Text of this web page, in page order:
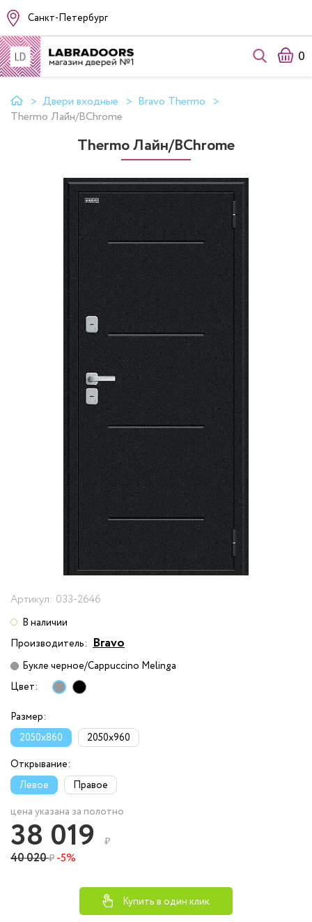
Санкт-Петербург
0
Двери входные
Bravo Thermo
Thermo Лайн/BChrome
Thermo Лайн/BChrome
Артикул: 033-2646
В наличии
Производитель: Bravo
Букле черное/Cappuccino Melinga
Цвет:
Размер:
2050x860
2050x960
Открывание:
Левое
Правое
цена указана за полотно
38 019 ₽
40 020₽ -5%
Купить в один клик